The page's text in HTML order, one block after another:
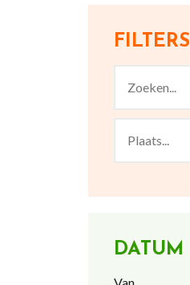
FILTERS
DATUM